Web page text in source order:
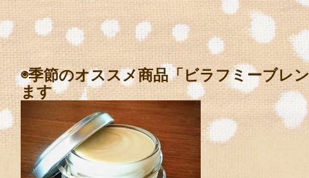
◉季節のオススメ商品「ビラフミーブレ
ます